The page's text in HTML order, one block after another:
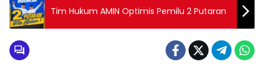
Tim Hukum AMIN Optimis Pemilu 2 Putaran